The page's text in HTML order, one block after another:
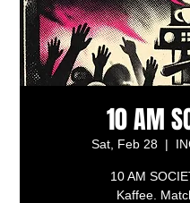
10 AM
Sat, Feb 28
  |
10 AM
Kaffee.